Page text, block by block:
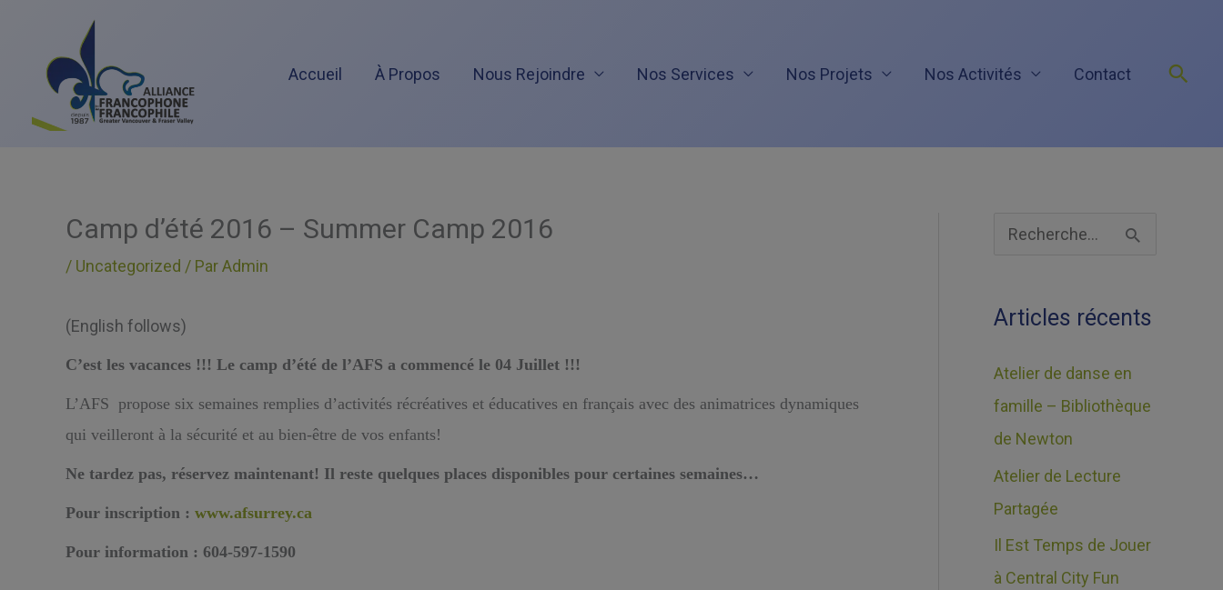
contenu
Accueil À Propos Nous Rejoindre Nos Services Nos Projets Nos Activités Contact
Camp d’été 2016 – Summer Camp 2016
/ Uncategorized / ParAdmin
(English follows)
C’est les vacances !!! Le camp d’été de l’AFS a commencé le 04 Juillet !!!
L’AFS propose six semaines remplies d’activités récréatives et éducatives en français avec des animatrices dynamiques
qui veilleront à la sécurité et au bien-être de vos enfants!
Ne tardez pas, réservez maintenant! Il reste quelques places disponibles pour certaines semaines…
Pour inscription : www.afsurrey.ca
Pour information : 604-597-1590
c
e
r
c
h
e
Articles récents
Atelier de danse en
famille – Bibliothèque
de Newton
Atelier de Lecture
Partagée
Il Est Temps de Jouer
à Central City Fun
h